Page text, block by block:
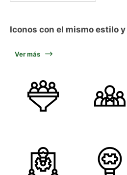
Iconos con el mismo estilo
Ver más